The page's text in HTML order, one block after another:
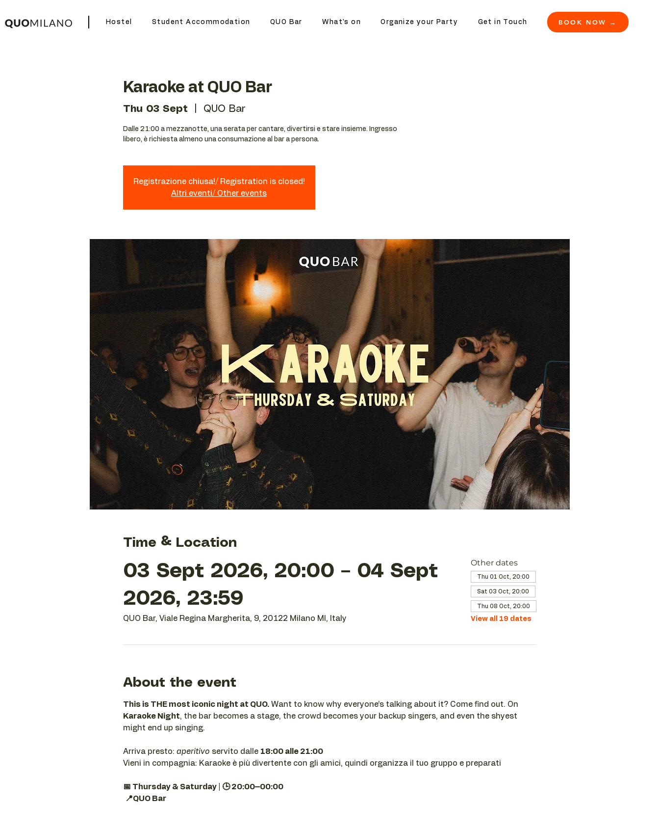
Hostel Student Accommodation QUO Bar What's on Organize your Party Get in Touch BOOK NOW →
Karaoke at QUO Bar
Thu 03 Sept QUO Bar
Dalle 21:00 a mezzanotte, una serata per cantare, divertirsi e stare insieme. Ingresso
libero, è richiesta almeno una consumazione al bar a persona.
Registrazione chiusa!/ Registration is closed!
Altri eventi/ Other events
Time & Location
03 Sept 2026, 20:00 – 04 Sept
2026, 23:59
QUO Bar, Viale Regina Margherita, 9, 20122 Milano MI, Italy
Other dates
Thu 01 Oct, 20:00
Sat 03 Oct, 20:00
Thu 08 Oct, 20:00
View all 19 dates
About the event
This is THE most iconic night at QUO. Want to know why everyone’s talking about it? Come find out. On
Karaoke Night, the bar becomes a stage, the crowd becomes your backup singers, and even the shyest
might end up singing.
Arriva presto: aperitivo servito dalle 18:00 alle 21:00
Vieni in compagnia: Karaoke è più divertente con gli amici, quindi organizza il tuo gruppo e preparati
📅 Thursday & Saturday | 🕒 20:00–00:00
📍QUO Bar